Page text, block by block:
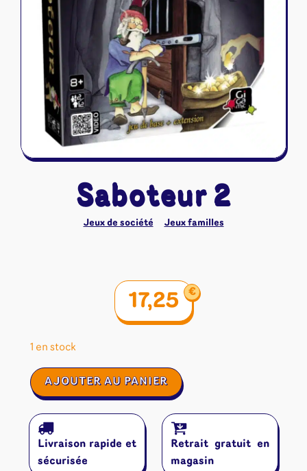
Naruto Mythos
Autres
Tapis de jeu
Saboteur 2
Jeux de société Jeux familles
17,25 €
1 en stock
quantité
de
2
AJOUTER AU PANIER
Livraison rapide et
sécurisée
Retrait gratuit en
magasin